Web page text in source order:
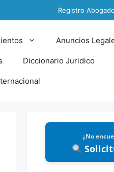
Registro Abogado
Anuncios
Diccionario Juridico
¿No